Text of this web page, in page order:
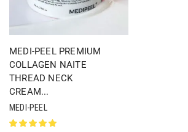
MEDI-PEEL PREMIUM
COLLAGEN NAITE
THREAD NECK
CREAM...
MEDI-PEEL